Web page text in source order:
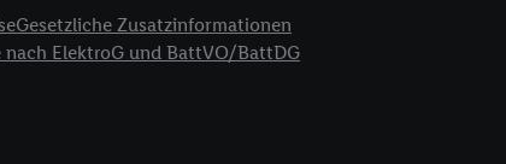
Gesetzliche Zusatzinformationen
ElektroG und BattVO/BattDG